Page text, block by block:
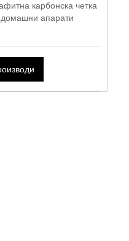
карбонска четка
домашни апарати